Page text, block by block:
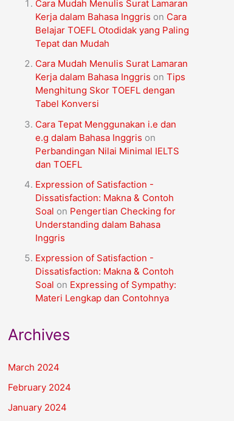
Cara Mudah Menulis Surat Lamaran
Kerja dalam Bahasa Inggris on Cara
Belajar TOEFL Otodidak yang Paling
Tepat dan Mudah
Cara Mudah Menulis Surat Lamaran
Kerja dalam Bahasa Inggris on Tips
Menghitung Skor TOEFL dengan
Tabel Konversi
Cara Tepat Menggunakan i.e dan
e.g dalam Bahasa Inggris on
Perbandingan Nilai Minimal IELTS
dan TOEFL
Expression of Satisfaction -
Dissatisfaction: Makna & Contoh
Soal on Pengertian Checking for
Understanding dalam Bahasa
Inggris
Expression of Satisfaction -
Dissatisfaction: Makna & Contoh
Soal on Expressing of Sympathy:
Materi Lengkap dan Contohnya
Archives
March 2024
February 2024
January 2024